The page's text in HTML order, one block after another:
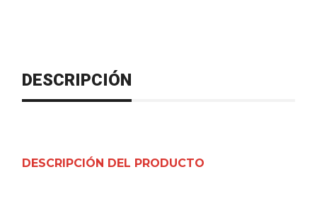
DESCRIPCIÓN
DESCRIPCIÓN DEL PRODUCTO